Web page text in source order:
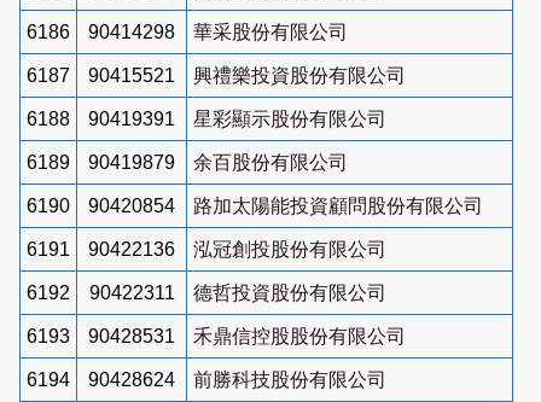
6186 90414298 華采股份有限公司
6187 90415521 興禮樂投資股份有限公司
6188 90419391 星彩顯示股份有限公司
6189 90419879 余百股份有限公司
6190 90420854 路加太陽能投資顧問股份有限公司
6191 90422136 泓冠創投股份有限公司
6192 90422311 德哲投資股份有限公司
6193 90428531 禾鼎信控股股份有限公司
6194 90428624 前勝科技股份有限公司